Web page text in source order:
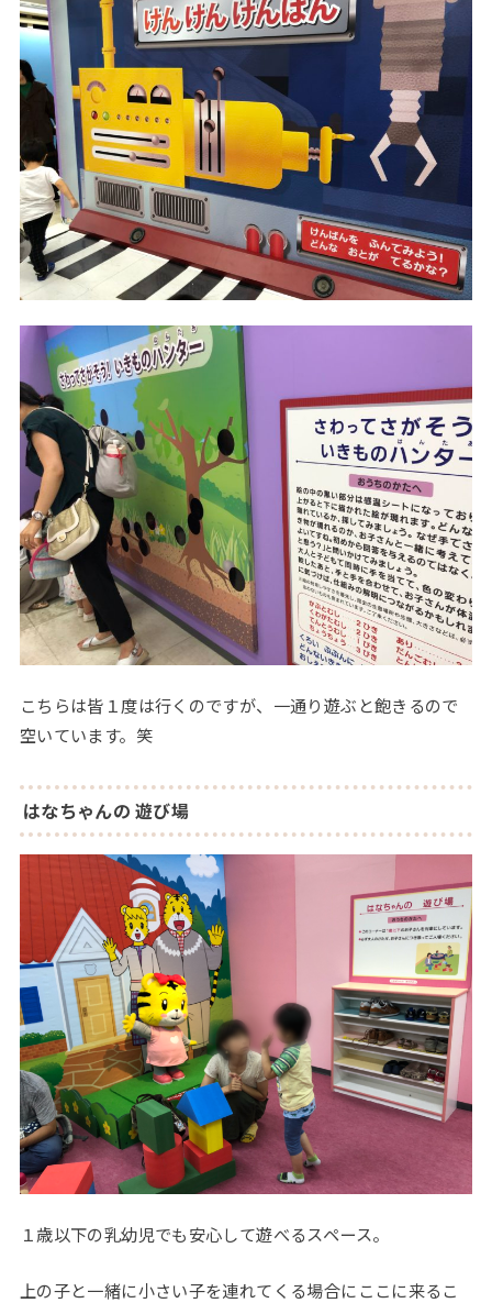
こちらは皆１度は行くのですが、一通り遊ぶと飽きるので
空いています。笑
はなちゃんの 遊び場
１歳以下の乳幼児でも安心して遊べるスペース。
上の子と一緒に小さい子を連れてくる場合にここに来るこ